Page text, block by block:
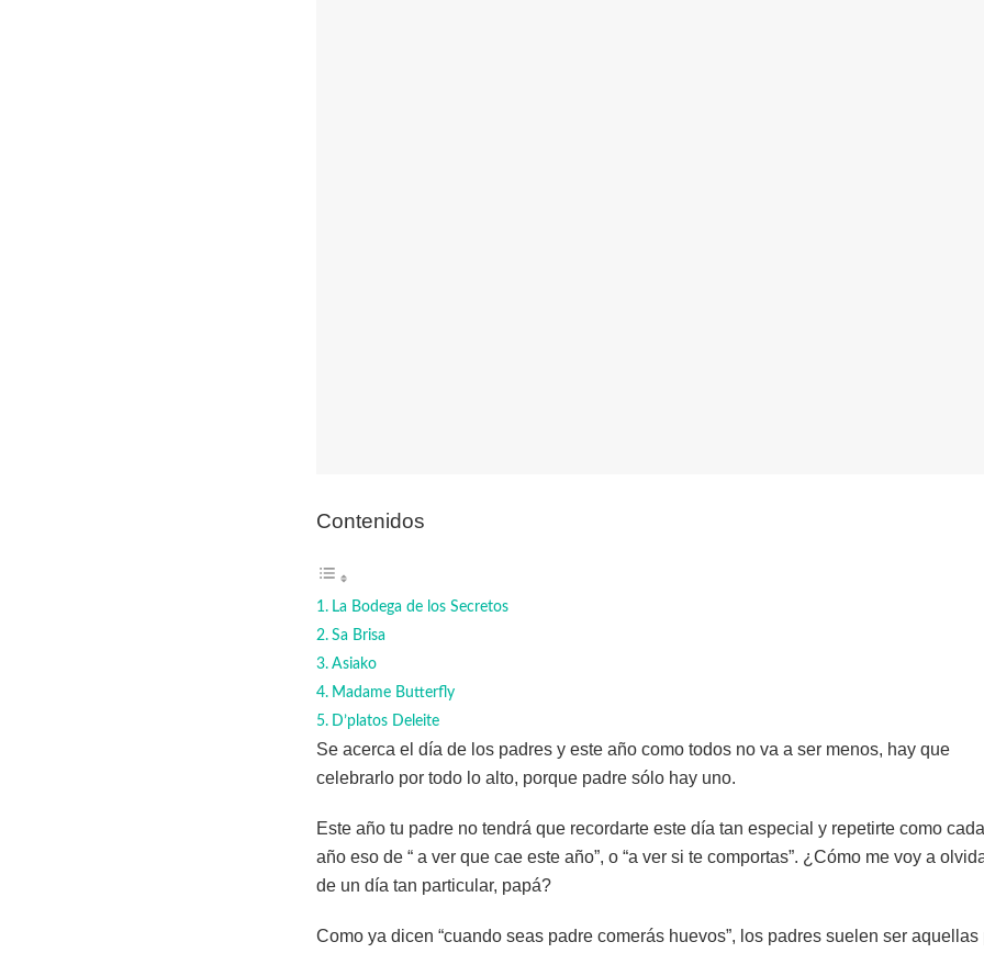
Contenidos
La Bodega de los Secretos
Sa Brisa
Asiako
Madame Butterfly
D’platos Deleite
Se acerca el día de los padres y este año como todos no va a ser menos, hay que
celebrarlo por todo lo alto, porque padre sólo hay uno.
Este año tu padre no tendrá que recordarte este día tan especial y repetirte como cada
año eso de “ a ver que cae este año”, o “a ver si te comportas”. ¿Cómo me voy a
de un día tan particular, papá?
Como ya dicen “cuando seas padre comerás huevos”, los padres suelen ser aquellas